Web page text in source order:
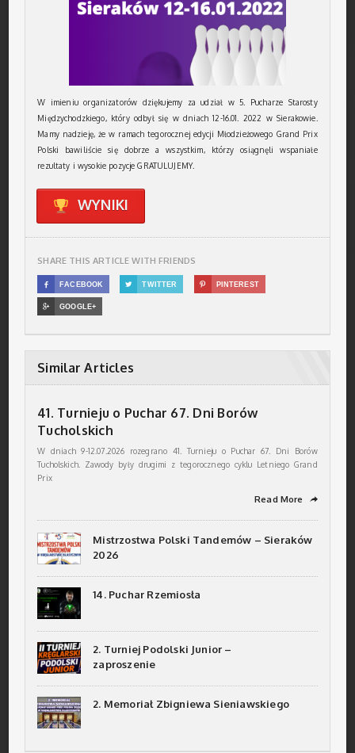
W imieniu organizatorów dziękujemy za udział w 5. Pucharze Starosty
Międzychodzkiego, który odbył się w dniach 12-16.01. 2022 w Sierakowie.
Mamy nadzieję, że w ramach tegorocznej edycji Młodzieżowego Grand Prix
Polski bawiliście się dobrze a wszystkim, którzy osiągnęli wspaniałe
rezultaty i wysokie pozycje GRATULUJEMY.
WYNIKI
SHARE THIS ARTICLE WITH FRIENDS
 FACEBOOK  TWITTER  PINTEREST
 GOOGLE+
Similar Articles
41. Turnieju o Puchar 67. Dni Borów
Tucholskich
W dniach 9-12.07.2026 rozegrano 41. Turnieju o Puchar 67. Dni Borów
Tucholskich. Zawody były drugimi z tegorocznego cyklu Letniego Grand
Prix
Read More ➦
Mistrzostwa Polski Tandemów – Sieraków
2026
14. Puchar Rzemiosła
2. Turniej Podolski Junior –
zaproszenie
2. Memoriał Zbigniewa Sieniawskiego